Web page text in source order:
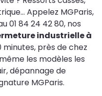
Appelez MGParis,
01 84 24 42 80, nos
industrielle à
près de chez
les modèles les
dépannage de
MGParis.